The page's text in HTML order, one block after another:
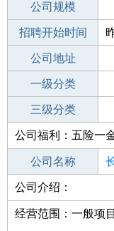
工作地点
公司规模
公司电话
招聘开始时间
招聘结束时间
公司地址
一级分类
二级分类
三级分类
其他行业
公司福利：五险一
公司名称
公司类型
公司介绍：
经营范围：一般项